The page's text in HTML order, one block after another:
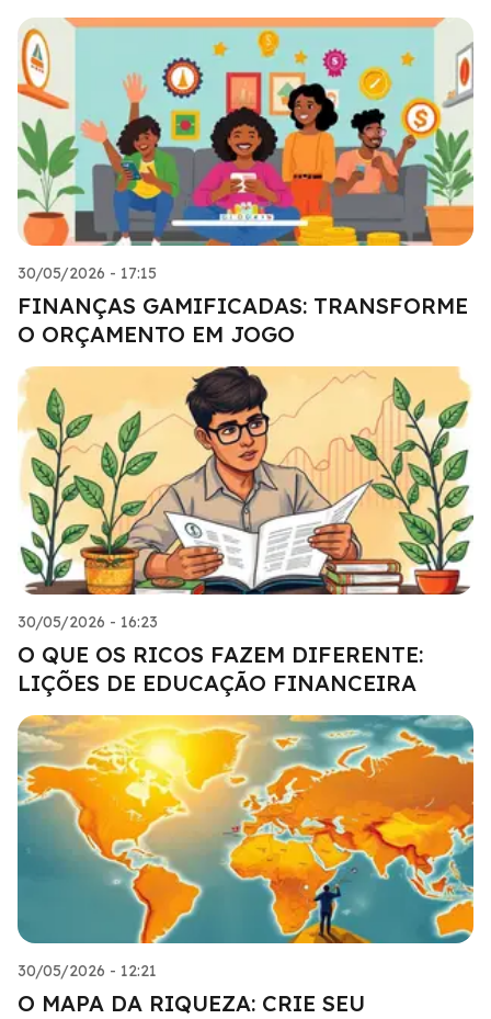
30/05/2026 - 17:15
FINANÇAS GAMIFICADAS: TRANSFORME
O ORÇAMENTO EM JOGO
30/05/2026 - 16:23
O QUE OS RICOS FAZEM DIFERENTE:
LIÇÕES DE EDUCAÇÃO FINANCEIRA
30/05/2026 - 12:21
O MAPA DA RIQUEZA: CRIE SEU